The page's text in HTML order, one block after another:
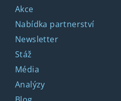
Akce
Nabídka partnerství
Newsletter
Stáž
Média
Analýzy